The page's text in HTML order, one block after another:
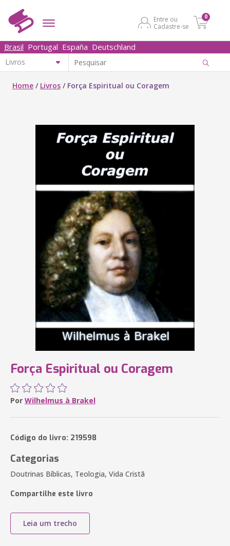
Entre ou
Cadastre-se
0
Brasil Portugal España Deutschland
Home / Livros / Força Espiritual ou Coragem
Força Espiritual ou Coragem
Por Wilhelmus à Brakel
Código do livro: 219598
Categorias
Doutrinas Bíblicas, Teologia, Vida Cristã
Compartilhe este livro
Leia um trecho